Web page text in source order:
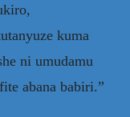
kuma
ni umudamu
abana babiri.”